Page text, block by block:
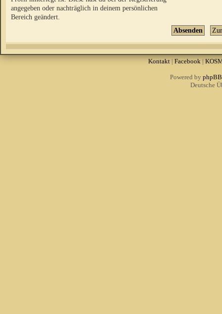
angegeben oder nachträglich in deinem persönlichen
Bereich geändert.
Kontakt| Facebook |
Powered by phpBB
Deutsche